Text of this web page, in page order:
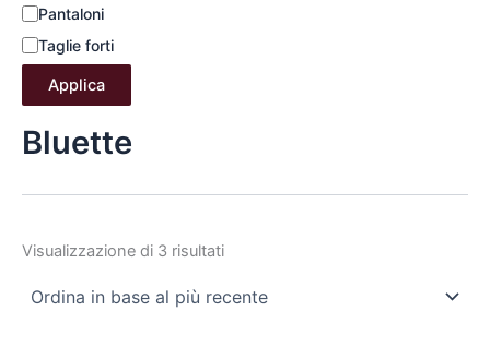
Pantaloni
Taglie forti
Applica
Bluette
Visualizzazione di 3 risultati